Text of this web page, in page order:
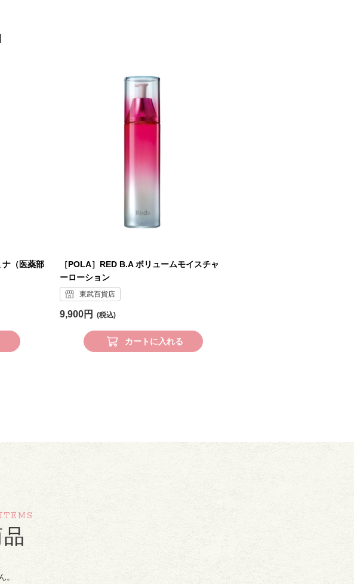
ナ（医薬部
［POLA］RED B.A ボリュームモイスチャ
ーローション
東武百貨店
9,900円
カートに入れる
。